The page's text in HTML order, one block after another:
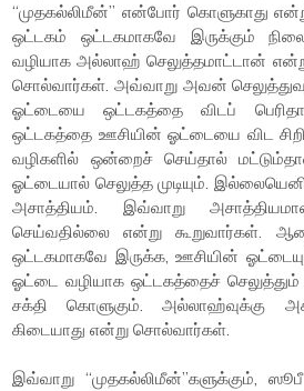
“முதகல்லிமீன்” என்போர் கொளுகாது
ஒட்டகம் ஒட்டகமாகவே இருக்கும்
வழியாக அல்லாஹ் செலுத்தமாட்டான்
சொல்வார்கள். அவ்வாறு அவன்
ஓட்டையை ஒட்டகத்தை விடப்
ஒட்டகத்தை ஊசியின் ஓட்டையை விட
வழிகளில் ஒன்றைச் செய்தால்
ஓட்டையால் செலுத்த முடியும்.
அசாத்தியம். இவ்வாறு
செய்வதில்லை என்று கூறுவார்கள்.
ஒட்டகமாகவே இருக்க, ஊசியின்
ஓட்டை வழியாக ஒட்டகத்தைச்
சக்தி கொளுகும். அல்லாஹ்வுக்கு
கிடையாது என்று சொல்வார்கள்.
இவ்வாறு “முதகல்லிமீன்”களுக்கும்,